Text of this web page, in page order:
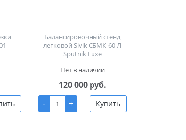
Балансировочный стенд
легковой Sivik СБМК-60 Л
Sputnik Luxe
Нет в наличии
120 000 руб.
-
+ Купить